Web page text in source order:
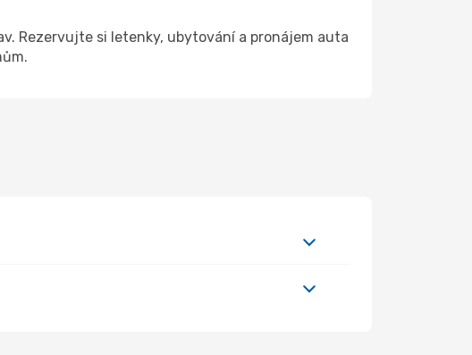
Rezervujte si letenky, ubytování a pronájem auta